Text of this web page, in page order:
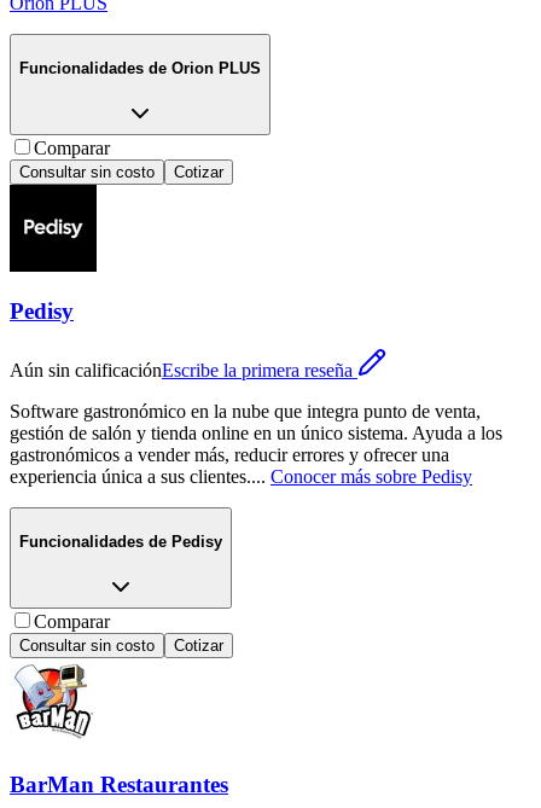
Funcionalidades de Orion PLUS
Comparar
Consultar sin costo Cotizar
Pedisy
Aún sin calificaciónEscribe la primera reseña
Software gastronómico en la nube que integra punto de venta,
gestión de salón y tienda online en un único sistema. Ayuda a los
gastronómicos a vender más, reducir errores y ofrecer una
experiencia única a sus clientes.... Conocer más sobre Pedisy
Funcionalidades de Pedisy
Comparar
Consultar sin costo Cotizar
BarMan Restaurantes